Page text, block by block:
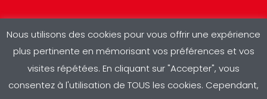
Nous utilisons des cookies pour vous offrir une expérience
plus pertinente en mémorisant vos préférences et vos
visites répétées. En cliquant sur "Accepter", vous
consentez à l'utilisation de TOUS les cookies. Cependant,